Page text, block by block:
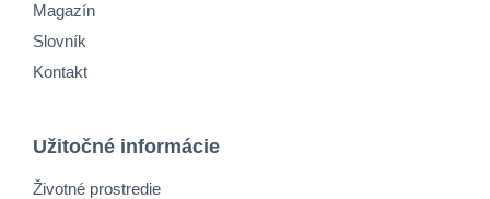
Magazín
Slovník
Kontakt
Užitočné informácie
Životné prostredie